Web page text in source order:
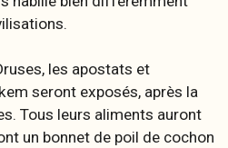
les apostats et
seront exposés, après la
Tous leurs aliments auront
un bonnet de poil de cochon